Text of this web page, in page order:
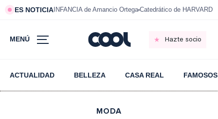
ES NOTICIA INFANCIA de Amancio Ortega Catedrático de HARVARD
MENÚ Hazte socio
ACTUALIDAD BELLEZA CASA REAL FAMOSOS
MODA